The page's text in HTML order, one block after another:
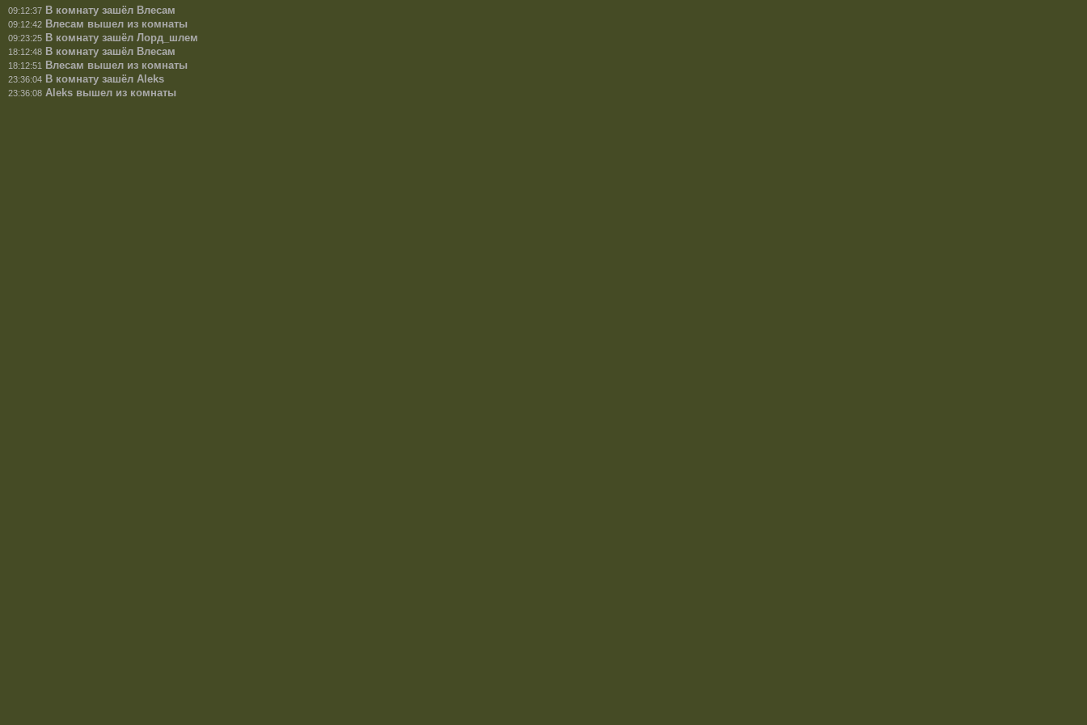
09:12:37 В комнату зашёл Влесам
09:12:42 Влесам вышел из комнаты
09:23:25 В комнату зашёл Лорд_шлем
18:12:48 В комнату зашёл Влесам
18:12:51 Влесам вышел из комнаты
23:36:04 В комнату зашёл Aleks
23:36:08 Aleks вышел из комнаты